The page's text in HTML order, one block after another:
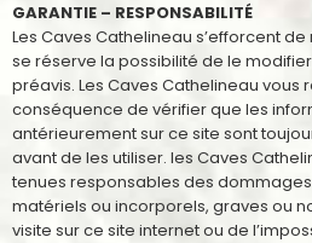
GARANTIE – RESPONSABILITÉ
Les Caves Cathelineau s’efforcent
se réserve la possibilité de le
préavis. Les Caves Cathelineau vous
conséquence de vérifier que les
antérieurement sur ce site sont
avant de les utiliser. les Caves
tenues responsables des
matériels ou incorporels, graves ou
visite sur ce site internet ou de